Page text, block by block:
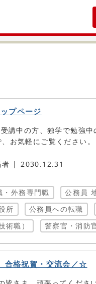
プページ
講中の方、独学で勉強
お気軽にご覧ください。
2030.12.31
外務専門職
公務員
所
公務員への転職
術職）
警察官・消防
格祝賀・交流会／☆